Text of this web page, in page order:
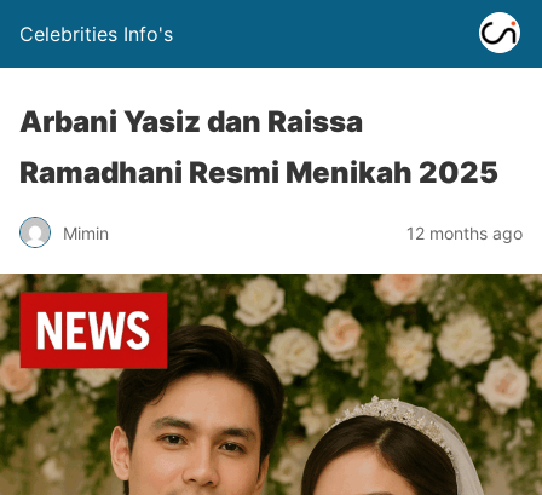
Celebrities Info's
Arbani Yasiz dan Raissa
Ramadhani Resmi Menikah 2025
Mimin 12 months ago